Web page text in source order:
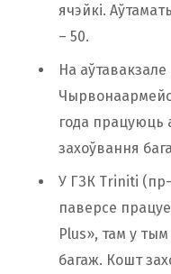
ячэйкі.
– 50.
На
года працуюць
захоўвання
У ГЗК Triniti
паверсе
Plus», там у тым
багаж. Кошт